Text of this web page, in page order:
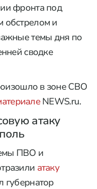
фронта под
обстрелом и
темы дня по
сводке
в зоне СВО
NEWS.ru.
атаку
ПВО и
атаку
губернатор